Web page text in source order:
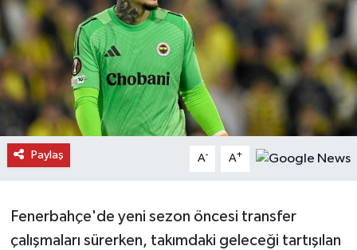
Paylaş A- A+
Fenerbahçe'de yeni sezon öncesi transfer
çalışmaları sürerken, takımdaki geleceği tartışılan
Doğanyurt Haberleri
Hanönü Haberleri
İhsangazi Haberleri
İnebolu Haberleri
Merkez Haberleri